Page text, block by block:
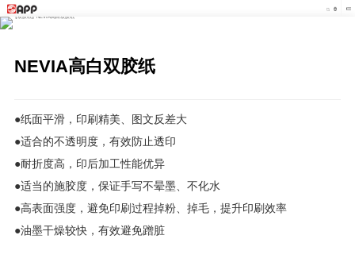
NEVIA高白双胶纸
●纸面平滑，印刷精美、图文反差大
●适合的不透明度，有效防止透印
●耐折度高，印后加工性能优异
●适当的施胶度，保证手写不晕墨、不化水
●高表面强度，避免印刷过程掉粉、掉毛，提升印刷效率
●油墨干燥较快，有效避免蹭脏